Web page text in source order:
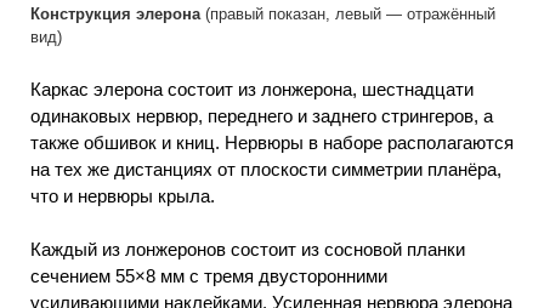
Конструкция элерона(правый показан, левый — отражённый
вид)
Каркас элерона состоит из лонжерона, шестнадцати
одинаковых нервюр, переднего и заднего стрингеров, а
также обшивок и книц. Нервюры в наборе располагаются
на тех же дистанциях от плоскости симметрии планёра,
что и нервюры крыла.
Каждый из лонжеронов состоит из сосновой планки
сечением 55×8 мм с тремя двусторонними
усиливающими наклейками. Усиленная нервюра элерона